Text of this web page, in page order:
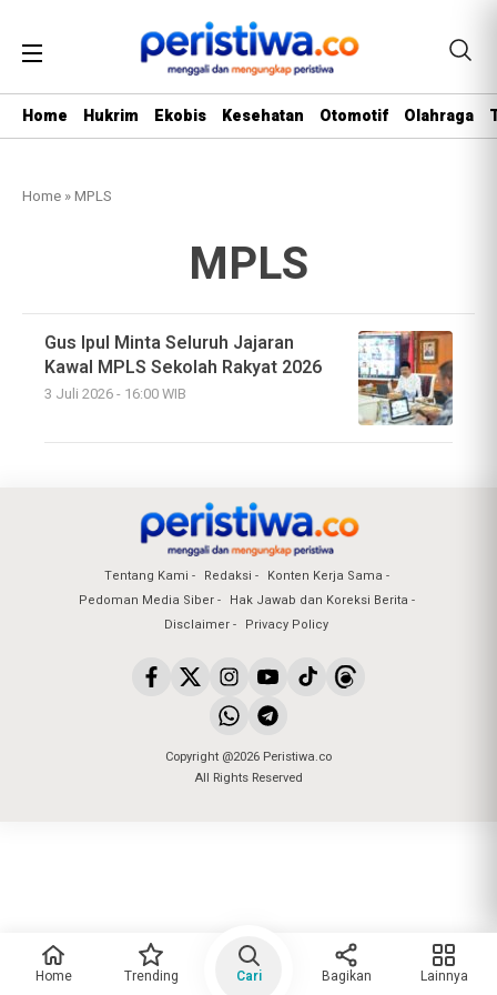
Home Hukrim Ekobis Kesehatan Otomotif Olahraga
Home »MPLS
MPLS
Gus Ipul Minta Seluruh Jajaran
Kawal MPLS Sekolah Rakyat 2026
3 Juli 2026 - 16:00 WIB
Tentang Kami Redaksi
Konten Kerja Sama
Pedoman Media Siber
Hak Jawab dan Koreksi Berita
Disclaimer
Privacy Policy
Copyright @2026 Peristiwa.co
All Rights Reserved
Home Trending Cari Bagikan Lainnya